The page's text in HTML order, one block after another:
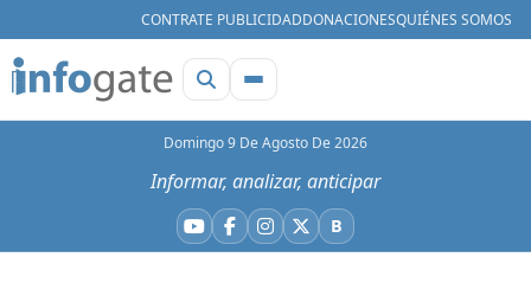
CONTRATE PUBLICIDADDONACIONESQUIÉNES SOMOS
Domingo 9 De Agosto De 2026
Informar, analizar, anticipar
YouTube
Facebook
Instagram
X BBluesky